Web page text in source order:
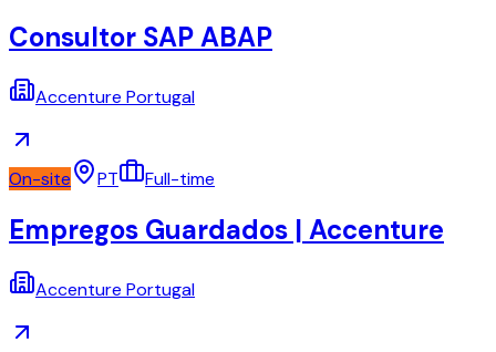
Consultor SAP ABAP
Accenture Portugal
On-site PT Full-time
Empregos Guardados | Accenture
Accenture Portugal